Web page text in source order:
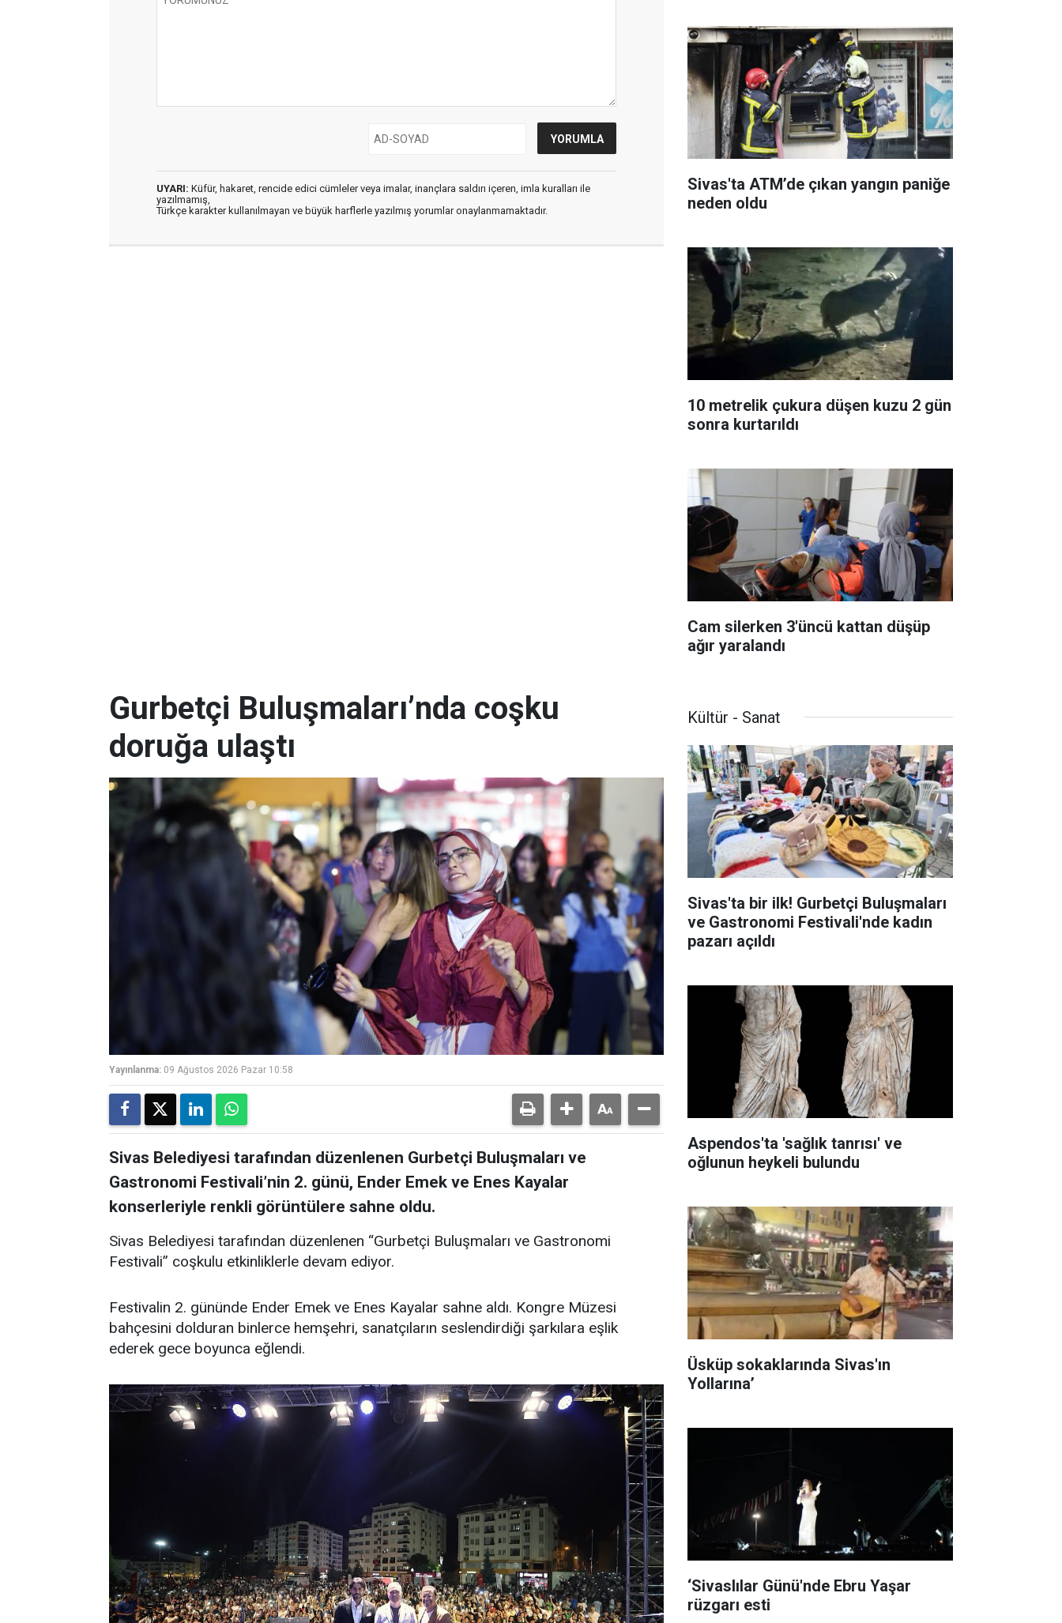
UYARI: Küfür, hakaret, rencide edici cümleler veya imalar, inançlara saldırı içeren, imla kuralları ile
yazılmamış,
Türkçe karakter kullanılmayan ve büyük harflerle yazılmış yorumlar onaylanmamaktadır.
Sivas'ta ATM’de çıkan yangın paniğe
neden oldu
10 metrelik çukura düşen kuzu 2 gün
sonra kurtarıldı
Cam silerken 3'üncü kattan düşüp
ağır yaralandı
Gurbetçi Buluşmaları’nda coşku
doruğa ulaştı
Yayınlanma: 09 Ağustos 2026 Pazar 10:58
Sivas Belediyesi tarafından düzenlenen Gurbetçi Buluşmaları ve
Gastronomi Festivali’nin 2. günü, Ender Emek ve Enes Kayalar
konserleriyle renkli görüntülere sahne oldu.
Sivas Belediyesi tarafından düzenlenen “Gurbetçi Buluşmaları ve Gastronomi
Festivali” coşkulu etkinliklerle devam ediyor.
Festivalin 2. gününde Ender Emek ve Enes Kayalar sahne aldı. Kongre Müzesi
bahçesini dolduran binlerce hemşehri, sanatçıların seslendirdiği şarkılara eşlik
ederek gece boyunca eğlendi.
Kültür - Sanat
Sivas'ta bir ilk! Gurbetçi Buluşmaları
ve Gastronomi Festivali'nde kadın
pazarı açıldı
Aspendos'ta 'sağlık tanrısı' ve
oğlunun heykeli bulundu
Üsküp sokaklarında Sivas'ın
Yollarına’
‘Sivaslılar Günü'nde Ebru Yaşar
rüzgarı esti